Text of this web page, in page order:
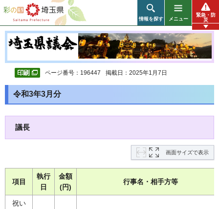
彩の国 埼玉県
情報を探す メニュー
緊急・防
災
ページ番号：196447 掲載日：2025年1月7日
令和3年3月分
議長
画面サイズで表示
項目
執行
日
金額
(円)
行事名・相手方等
祝い